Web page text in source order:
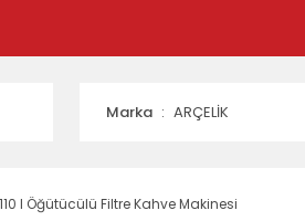
Marka ARÇELİK